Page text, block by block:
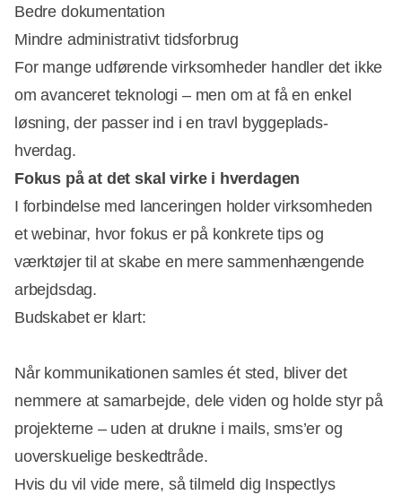
Bedre dokumentation
Mindre administrativt tidsforbrug
For mange udførende virksomheder handler det ikke
om avanceret teknologi – men om at få en enkel
løsning, der passer ind i en travl byggeplads-
hverdag.
Fokus på at det skal virke i hverdagen
I forbindelse med lanceringen holder virksomheden
et webinar, hvor fokus er på konkrete tips og
værktøjer til at skabe en mere sammenhængende
arbejdsdag.
Budskabet er klart:
Når kommunikationen samles ét sted, bliver det
nemmere at samarbejde, dele viden og holde styr på
projekterne – uden at drukne i mails, sms’er og
uoverskuelige beskedtråde.
Hvis du vil vide mere, så tilmeld dig Inspectlys